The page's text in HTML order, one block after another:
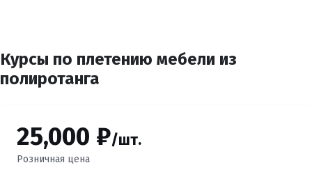
Курсы по плетению мебели из
полиротанга
25,000 ₽/шт.
Розничная цена